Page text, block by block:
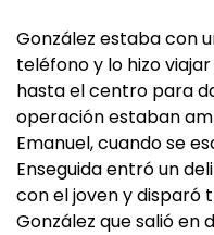
González estaba con
teléfono y lo hizo
hasta el centro para
operación estaban
Emanuel, cuando se
Enseguida entró un
con el joven y disparó
González que salió en